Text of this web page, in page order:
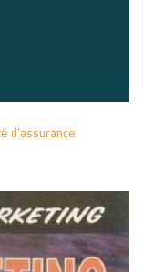
d’assurance